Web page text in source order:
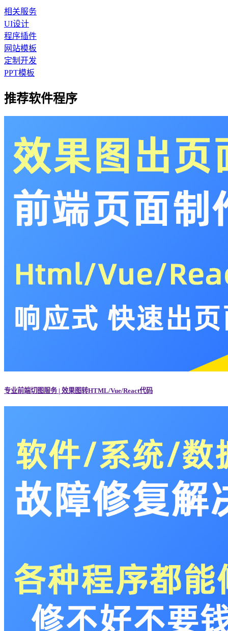
相关服务
UI设计
程序插件
网站模板
定制开发
PPT模板
推荐软件程序
专业前端切图服务 | 效果图转HTML/Vue/React代码